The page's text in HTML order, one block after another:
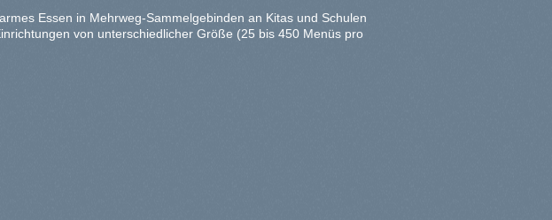
Essen in Mehrweg-Sammelgebinden an Kitas und Schulen
von unterschiedlicher Größe (25 bis 450 Menüs pro